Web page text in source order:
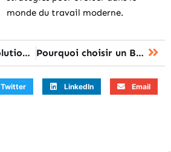
monde du travail moderne.
Casudmed : la solution pratique pour gérer vos comptes bancaires régionaux Pourquoi choisir un BTS SAM après le bac ?
Twitter LinkedIn Email